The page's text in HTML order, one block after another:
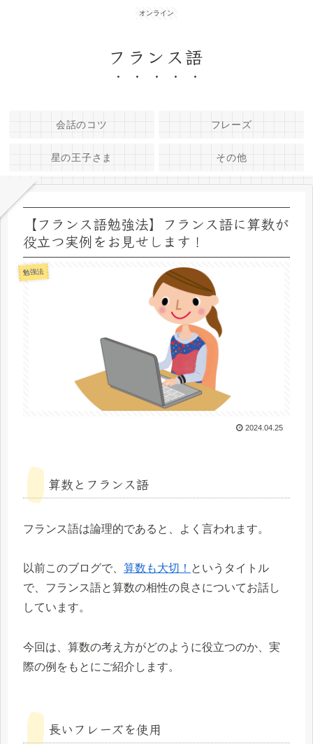
オンライン
フランス語
会話のコツ フレーズ
星の王子さま その他
【フランス語勉強法】フランス語に算数が
役立つ実例をお見せします！
勉強法
2024.04.25
算数とフランス語
フランス語は論理的であると、よく言われます。
以前このブログで、 算数も大切！ というタイトル
で、フランス語と算数の相性の良さについてお話し
しています。
今回は、算数の考え方がどのように役立つのか、実
際の例をもとにご紹介します。
長いフレーズを使用